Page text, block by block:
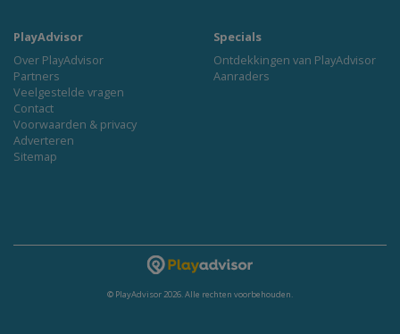
PlayAdvisor
Over PlayAdvisor
Partners
Veelgestelde vragen
Contact
Voorwaarden & privacy
Adverteren
Sitemap
Specials
Ontdekkingen van PlayAdvisor
Aanraders
© PlayAdvisor 2026. Alle rechten voorbehouden.